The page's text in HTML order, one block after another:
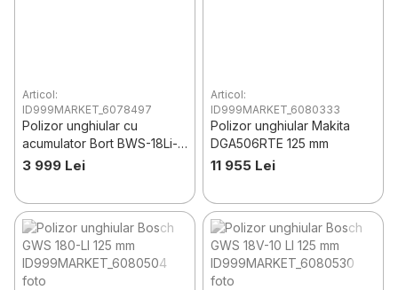
Articol:
ID999MARKET_6078497
Polizor unghiular cu
acumulator Bort BWS-18Li-
125 (fără perii) brushless
3 999 Lei
Articol:
ID999MARKET_6080333
Polizor unghiular Makita
DGA506RTE 125 mm
11 955 Lei